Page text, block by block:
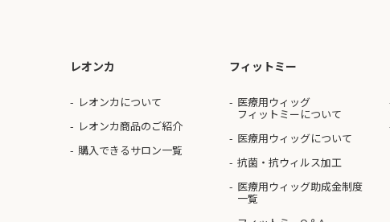
レオンカ
レオンカについて
レオンカ商品のご紹介
購入できるサロン一覧
フィットミー
医療用ウィッグ
フィットミーについて
医療用ウィッグについて
抗菌・抗ウィルス加工
医療用ウィッグ助成金制度
一覧